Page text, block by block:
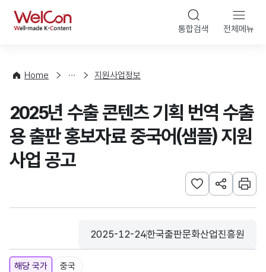
WelCon 통합검색 전체메뉴
Home
사
청
지원사업정보
2025년 수출 콘텐츠 기획 번역 수출
용 출판 홍보자료 중국어(샘플) 지원
사업 공고
관심사 등록하기
URL 공유하
인쇄
등록일
2025-12-24
수집기관
한국출판문화산업진흥원
해당 국가
중국